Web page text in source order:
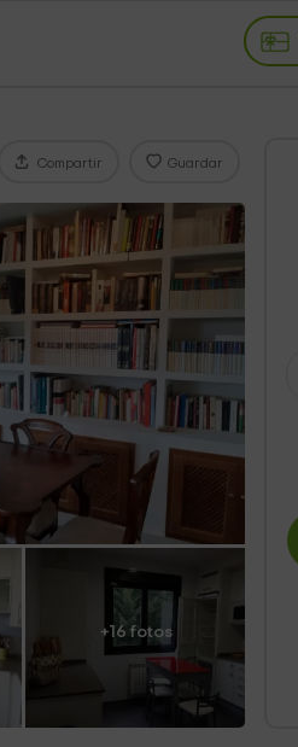
Compartir Guardar
+16 fotos